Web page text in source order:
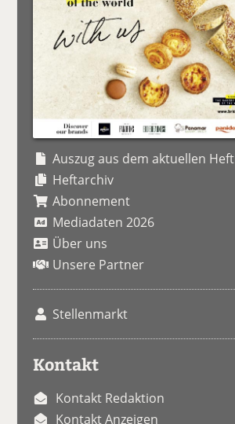
Auszug aus dem aktuellen Heft
Heftarchiv
Abonnement
Mediadaten 2026
Über uns
Unsere Partner
Stellenmarkt
Kontakt
Kontakt Redaktion
Kontakt Anzeigen